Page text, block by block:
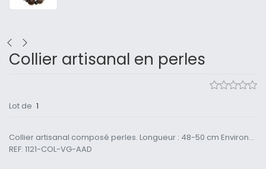
Collier artisanal en perles
Lot de 1
Collier artisanal composé perles. Longueur : 48-50 cm Environ...
REF: 1121-COL-VG-AAD